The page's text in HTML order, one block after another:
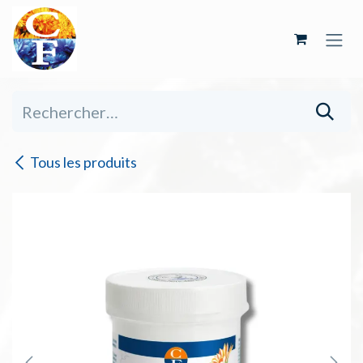
Se rendre au contenu
Tous les produits